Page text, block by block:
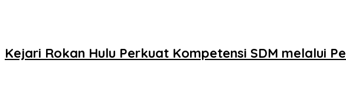
Kejari Rokan Hulu Perkuat Kompetensi SDM melalui